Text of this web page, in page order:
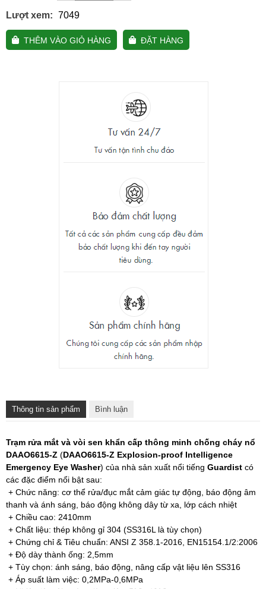
Lượt xem: 7049
THÊM VÀO GIỎ HÀNG ĐẶT HÀNG
Thông tin sản phẩm Bình luận
Trạm rửa mắt và vòi sen khẩn cấp thông minh chống cháy nổ
DAAO6615-Z (DAAO6615-Z Explosion-proof Intelligence
Emergency Eye Washer) của nhà sản xuất nổi tiếng Guardist có
các đặc điểm nổi bật sau:
+ Chức năng: cơ thể rửa/đục mắt cảm giác tự động, báo động âm
thanh và ánh sáng, báo động không dây từ xa, lớp cách nhiệt
+ Chiều cao: 2410mm
+ Chất liệu: thép không gỉ 304 (SS316L là tùy chọn)
+ Chứng chỉ & Tiêu chuẩn: ANSI Z 358.1-2016, EN15154.1/2:2006
+ Độ dày thành ống: 2,5mm
+ Tùy chọn: ánh sáng, báo động, nâng cấp vật liệu lên SS316
+ Áp suất làm việc: 0,2MPa-0,6MPa